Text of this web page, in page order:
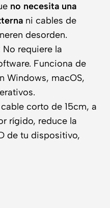
no necesita una
ni cables de
desorden.
No requiere la
Funciona de
Windows, macOS,
cable corto de 15cm, a
rígido, reduce la
de tu dispositivo,